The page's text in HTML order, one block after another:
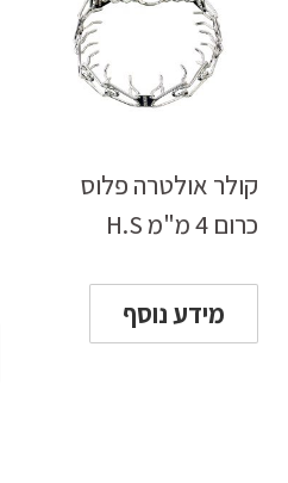
קולר אולטרה פלוס
כרום 4 מ"מ H.S
מידע נוסף